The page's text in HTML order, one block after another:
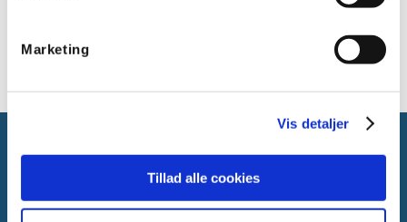
Marketing
Vis detaljer
Tillad alle cookies